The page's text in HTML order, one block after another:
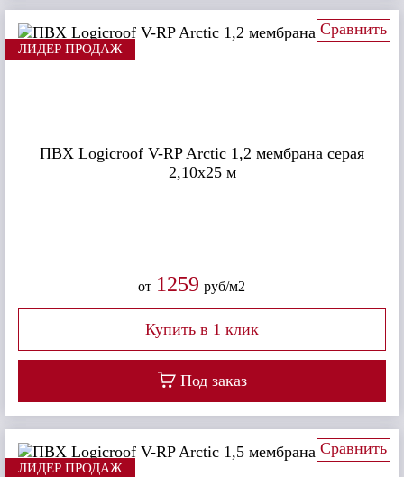
ЛИДЕР ПРОДАЖ
ПВХ Logicroof V-RP Arctiс 1,2 мембрана серая
2,10х25 м
от 1259 руб/м2
Под заказ
Сравнить
ЛИДЕР ПРОДАЖ
Сравнить